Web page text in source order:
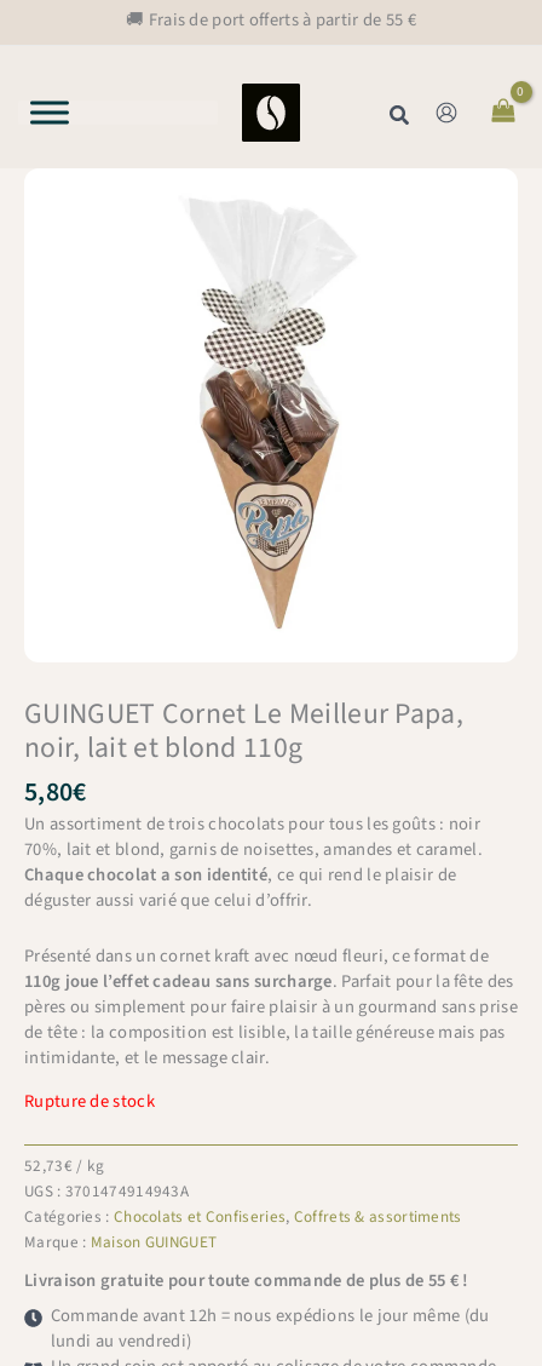
🚚 Frais de port offerts à partir de 55 €
Rechercher
GUINGUET Cornet Le Meilleur Papa,
noir, lait et blond 110g
5,80€
Un assortiment de trois chocolats pour tous les goûts : noir
70%, lait et blond, garnis de noisettes, amandes et caramel.
Chaque chocolat a son identité, ce qui rend le plaisir de
déguster aussi varié que celui d’offrir.
Présenté dans un cornet kraft avec nœud fleuri, ce format de
110g joue l’effet cadeau sans surcharge. Parfait pour la fête des
pères ou simplement pour faire plaisir à un gourmand sans prise
de tête : la composition est lisible, la taille généreuse mais pas
intimidante, et le message clair.
Rupture de stock
52,73€ / kg
UGS : 3701474914943A
Catégories : Chocolats et Confiseries, Coffrets & assortiments
Marque : Maison GUINGUET
Livraison gratuite pour toute commande de plus de 55 € !
Commande avant 12h = nous expédions le jour même (du
lundi au vendredi)